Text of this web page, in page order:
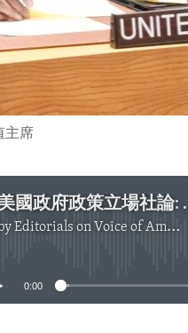
主席
美國政府政策立場社論: 美國擔任安理會輪值主席
Editorials on Voice of America
currently available
0:00